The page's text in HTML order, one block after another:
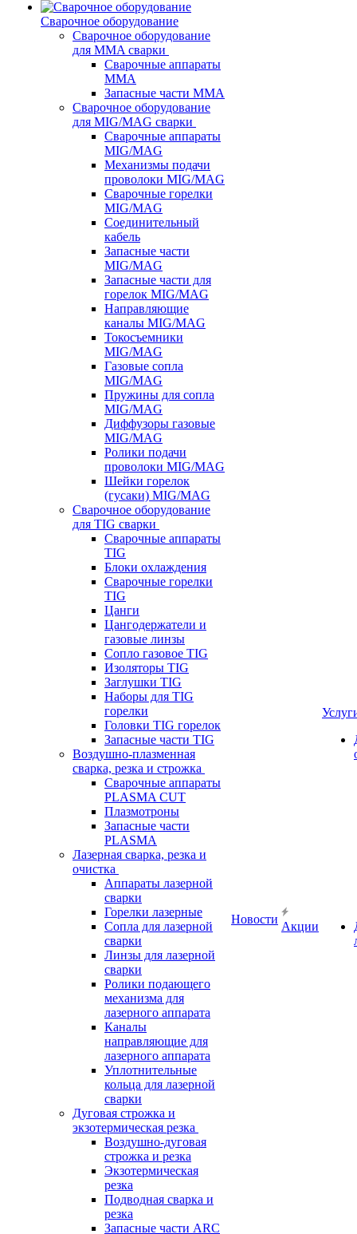
Сварочное оборудование
Сварочное оборудование
для MMA сварки
Сварочные аппараты
MMA
Запасные части MMA
Сварочное оборудование
для MIG/MAG сварки
Сварочные аппараты
MIG/MAG
Механизмы подачи
проволоки MIG/MAG
Сварочные горелки
MIG/MAG
Соединительный
кабель
Запасные части
MIG/MAG
Запасные части для
горелок MIG/MAG
Направляющие
каналы MIG/MAG
Токосъемники
MIG/MAG
Газовые сопла
MIG/MAG
Пружины для сопла
MIG/MAG
Диффузоры газовые
MIG/MAG
Ролики подачи
проволоки MIG/MAG
Шейки горелок
(гусаки) MIG/MAG
Сварочное оборудование
для TIG сварки
Сварочные аппараты
TIG
Блоки охлаждения
Сварочные горелки
TIG
Цанги
Цангодержатели и
газовые линзы
Сопло газовое TIG
Изоляторы TIG
Заглушки TIG
Наборы для TIG
горелки
Головки TIG горелок
Запасные части TIG
Воздушно-плазменная
сварка, резка и строжка
Сварочные аппараты
PLASMA CUT
Плазмотроны
Запасные части
PLASMA
Лазерная сварка, резка и
очистка
Аппараты лазерной
сварки
Горелки лазерные
Сопла для лазерной
сварки
Линзы для лазерной
сварки
Ролики подающего
механизма для
лазерного аппарата
Каналы
направляющие для
лазерного аппарата
Уплотнительные
кольца для лазерной
сварки
Дуговая строжка и
экзотермическая резка
Воздушно-дуговая
строжка и резка
Экзотермическая
резка
Подводная сварка и
резка
Запасные части ARC
Новости
Акции